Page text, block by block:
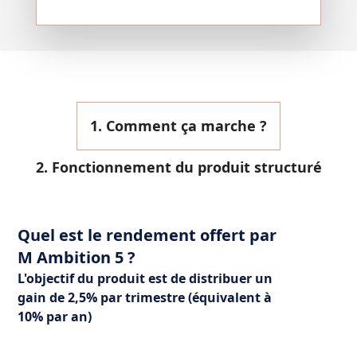
1. Comment ça marche ?
2. Fonctionnement du produit structuré
Quel est le rendement offert par
M Ambition 5 ?
L'objectif du produit est de distribuer un
gain de 2,5% par trimestre (équivalent à
10% par an)